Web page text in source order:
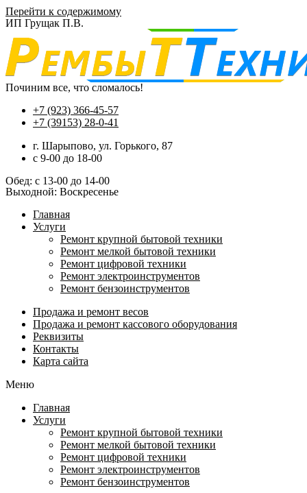
Перейти к содержимому
ИП Грущак П.В.
Починим все, что сломалось!
+7 (923) 366-45-57
+7 (39153) 28-0-41
г. Шарыпово, ул. Горького, 87
c 9-00 до 18-00
Обед: с 13-00 до 14-00
Выходной: Воскресенье
Главная
Услуги
Ремонт крупной бытовой техники
Ремонт мелкой бытовой техники
Ремонт цифровой техники
Ремонт электроинструментов​
Ремонт бензоинструментов
Продажа и ремонт весов
Продажа и ремонт кассового оборудования
Реквизиты
Контакты
Карта сайта
Меню
Главная
Услуги
Ремонт крупной бытовой техники
Ремонт мелкой бытовой техники
Ремонт цифровой техники
Ремонт электроинструментов​
Ремонт бензоинструментов